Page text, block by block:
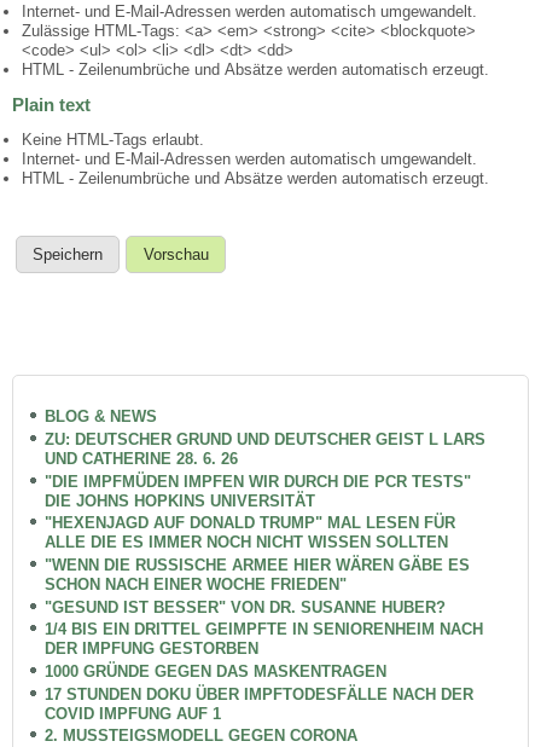
Internet- und E-Mail-Adressen werden automatisch umgewandelt.
Zulässige HTML-Tags: <a> <em> <strong> <cite> <blockquote>
<code> <ul> <ol> <li> <dl> <dt> <dd>
HTML - Zeilenumbrüche und Absätze werden automatisch erzeugt.
Plain text
Keine HTML-Tags erlaubt.
Internet- und E-Mail-Adressen werden automatisch umgewandelt.
HTML - Zeilenumbrüche und Absätze werden automatisch erzeugt.
BLOG & NEWS
ZU: DEUTSCHER GRUND UND DEUTSCHER GEIST L LARS
UND CATHERINE 28. 6. 26
"DIE IMPFMÜDEN IMPFEN WIR DURCH DIE PCR TESTS"
DIE JOHNS HOPKINS UNIVERSITÄT
"HEXENJAGD AUF DONALD TRUMP" MAL LESEN FÜR
ALLE DIE ES IMMER NOCH NICHT WISSEN SOLLTEN
"WENN DIE RUSSISCHE ARMEE HIER WÄREN GÄBE ES
SCHON NACH EINER WOCHE FRIEDEN"
"GESUND IST BESSER" VON DR. SUSANNE HUBER?
1/4 BIS EIN DRITTEL GEIMPFTE IN SENIORENHEIM NACH
DER IMPFUNG GESTORBEN
1000 GRÜNDE GEGEN DAS MASKENTRAGEN
17 STUNDEN DOKU ÜBER IMPFTODESFÄLLE NACH DER
COVID IMPFUNG AUF 1
2. MUSSTEIGSMODELL GEGEN CORONA